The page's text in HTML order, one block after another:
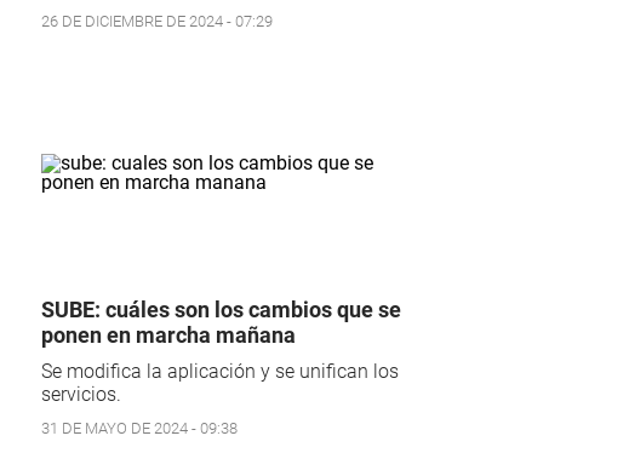
26 DE DICIEMBRE DE 2024 - 07:29
SUBE: cuáles son los cambios que se
ponen en marcha mañana
Se modifica la aplicación y se unifican los
servicios.
31 DE MAYO DE 2024 - 09:38